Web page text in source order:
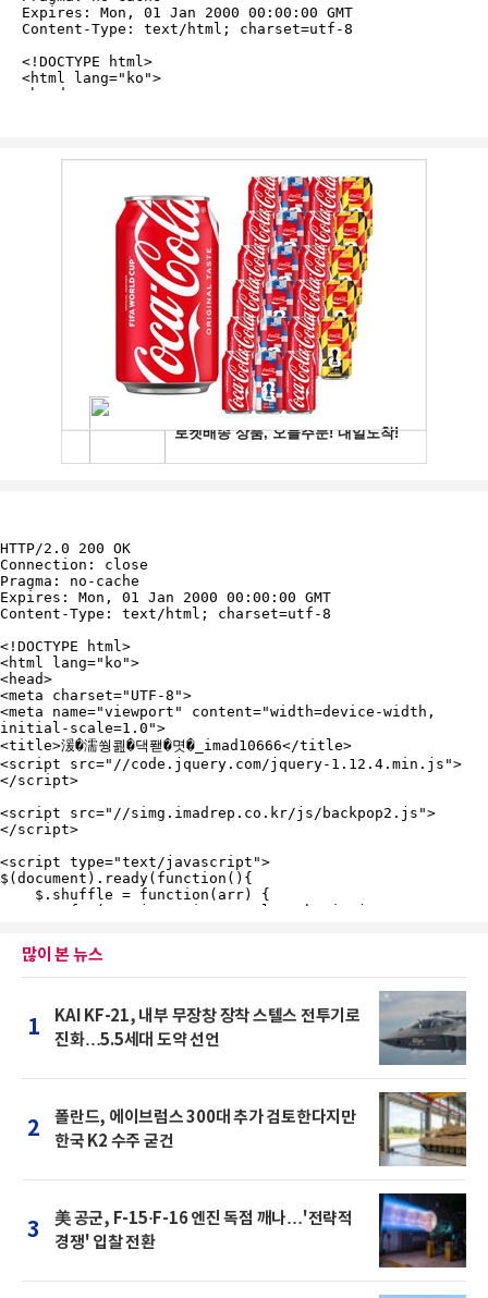
많이 본 뉴스
1
KAI KF-21, 내부 무장창 장착 스텔스 전투기로
진화…5.5세대 도약 선언
2
폴란드, 에이브럼스 300대 추가 검토한다지만
한국 K2 수주 굳건
3
美 공군, F-15·F-16 엔진 독점 깨나…'전략적
경쟁' 입찰 전환